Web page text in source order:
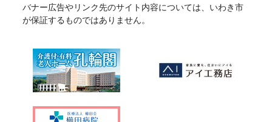
バナー広告やリンク先のサイト内容については、いわき市
が保証するものではありません。